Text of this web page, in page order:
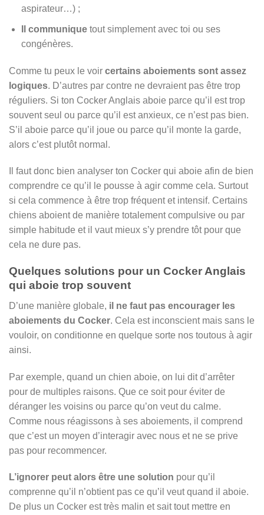
aspirateur…) ;
Il communiquetout simplement avec toi ou ses
congénères.
Comme tu peux le voir certains aboiements sont assez
logiques. D’autres par contre ne devraient pas être trop
réguliers. Si ton Cocker Anglais aboie parce qu’il est trop
souvent seul ou parce qu’il est anxieux, ce n’est pas bien.
S’il aboie parce qu’il joue ou parce qu’il monte la garde,
alors c’est plutôt normal.
Il faut donc bien analyser ton Cocker qui aboie afin de bien
comprendre ce qu’il le pousse à agir comme cela. Surtout
si cela commence à être trop fréquent et intensif. Certains
chiens aboient de manière totalement compulsive ou par
simple habitude et il vaut mieux s’y prendre tôt pour que
cela ne dure pas.
Quelques solutions pour un Cocker Anglais
qui aboie trop souvent
D’une manière globale, il ne faut pas encourager les
aboiements du Cocker. Cela est inconscient mais sans le
vouloir, on conditionne en quelque sorte nos toutous à agir
ainsi.
Par exemple, quand un chien aboie, on lui dit d’arrêter
pour de multiples raisons. Que ce soit pour éviter de
déranger les voisins ou parce qu’on veut du calme.
Comme nous réagissons à ses aboiements, il comprend
que c’est un moyen d’interagir avec nous et ne se prive
pas pour recommencer.
L’ignorer peut alors être une solution pour qu’il
comprenne qu’il n’obtient pas ce qu’il veut quand il aboie.
De plus un Cocker est très malin et sait tout mettre en